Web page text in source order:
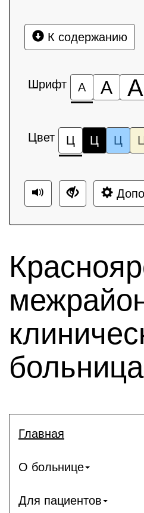
К содержанию
Шрифт А А А
Цвет Ц Ц Ц
Главная
О больнице
Для пациентов